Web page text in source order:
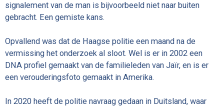
signalement van de man is bijvoorbeeld niet naar buiten
gebracht. Een gemiste kans.
Opvallend was dat de Haagse politie een maand na de
vermissing het onderzoek al sloot. Wel is er in 2002 een
DNA profiel gemaakt van de familieleden van Jaïr, en is er
een verouderingsfoto gemaakt in Amerika.
In 2020 heeft de politie navraag gedaan in Duitsland, waar